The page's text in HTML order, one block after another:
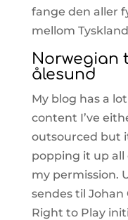
fange den aller
mellom
Norwegian
ålesund
My blog has a
content I’ve
outsourced but
popping it up
my permission.
sendes til Johan
Right to Play